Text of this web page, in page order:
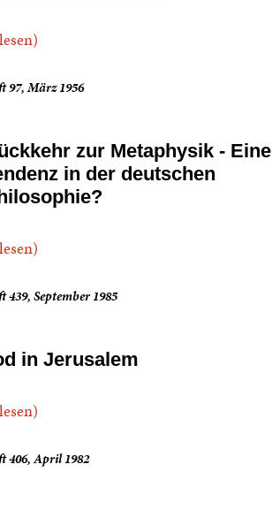
97, März 1956
zur Metaphysik - Eine
in der deutschen
439, September 1985
in Jerusalem
406, April 1982